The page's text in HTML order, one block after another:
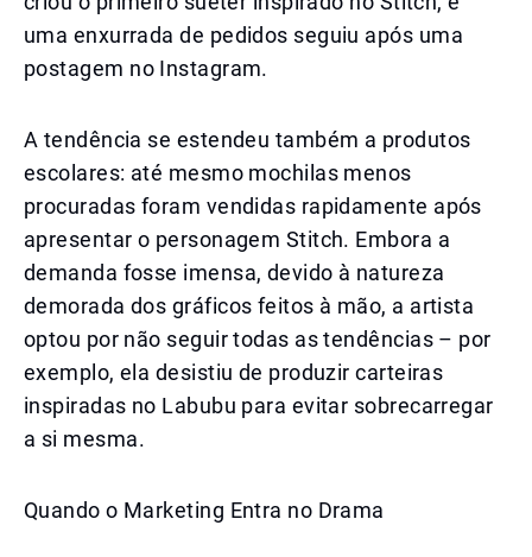
uma enxurrada de pedidos seguiu após uma
postagem no Instagram.
A tendência se estendeu também a produtos
escolares: até mesmo mochilas menos
procuradas foram vendidas rapidamente após
apresentar o personagem Stitch. Embora a
demanda fosse imensa, devido à natureza
demorada dos gráficos feitos à mão, a artista
optou por não seguir todas as tendências – por
exemplo, ela desistiu de produzir carteiras
inspiradas no Labubu para evitar sobrecarregar
a si mesma.
Quando o Marketing Entra no Drama